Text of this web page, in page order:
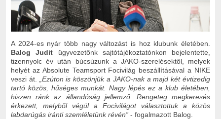
A 2024-es nyár több nagy változást is hoz klubunk életében.
Balog Judit ügyvezetőnk sajtótájékoztatónkon bejelentette,
tizennyolc év után búcsúzunk a JAKO-szerelésektől, melyek
helyét az Absolute Teamsport Focivilág beszállításával a NIKE
veszi át.
„Ezúton is köszönjük a JAKO-nak a majd két évtizedig
tartó közös, hűséges munkát. Nagy lépés ez a klub életében,
hiszen ránk az állandóság jellemző. Rengeteg megkeresés
érkezett, melyből végül a Focivilágot választottuk a közös
labdarúgás iránti szemléletünk révén” - fogalmazott Balog.